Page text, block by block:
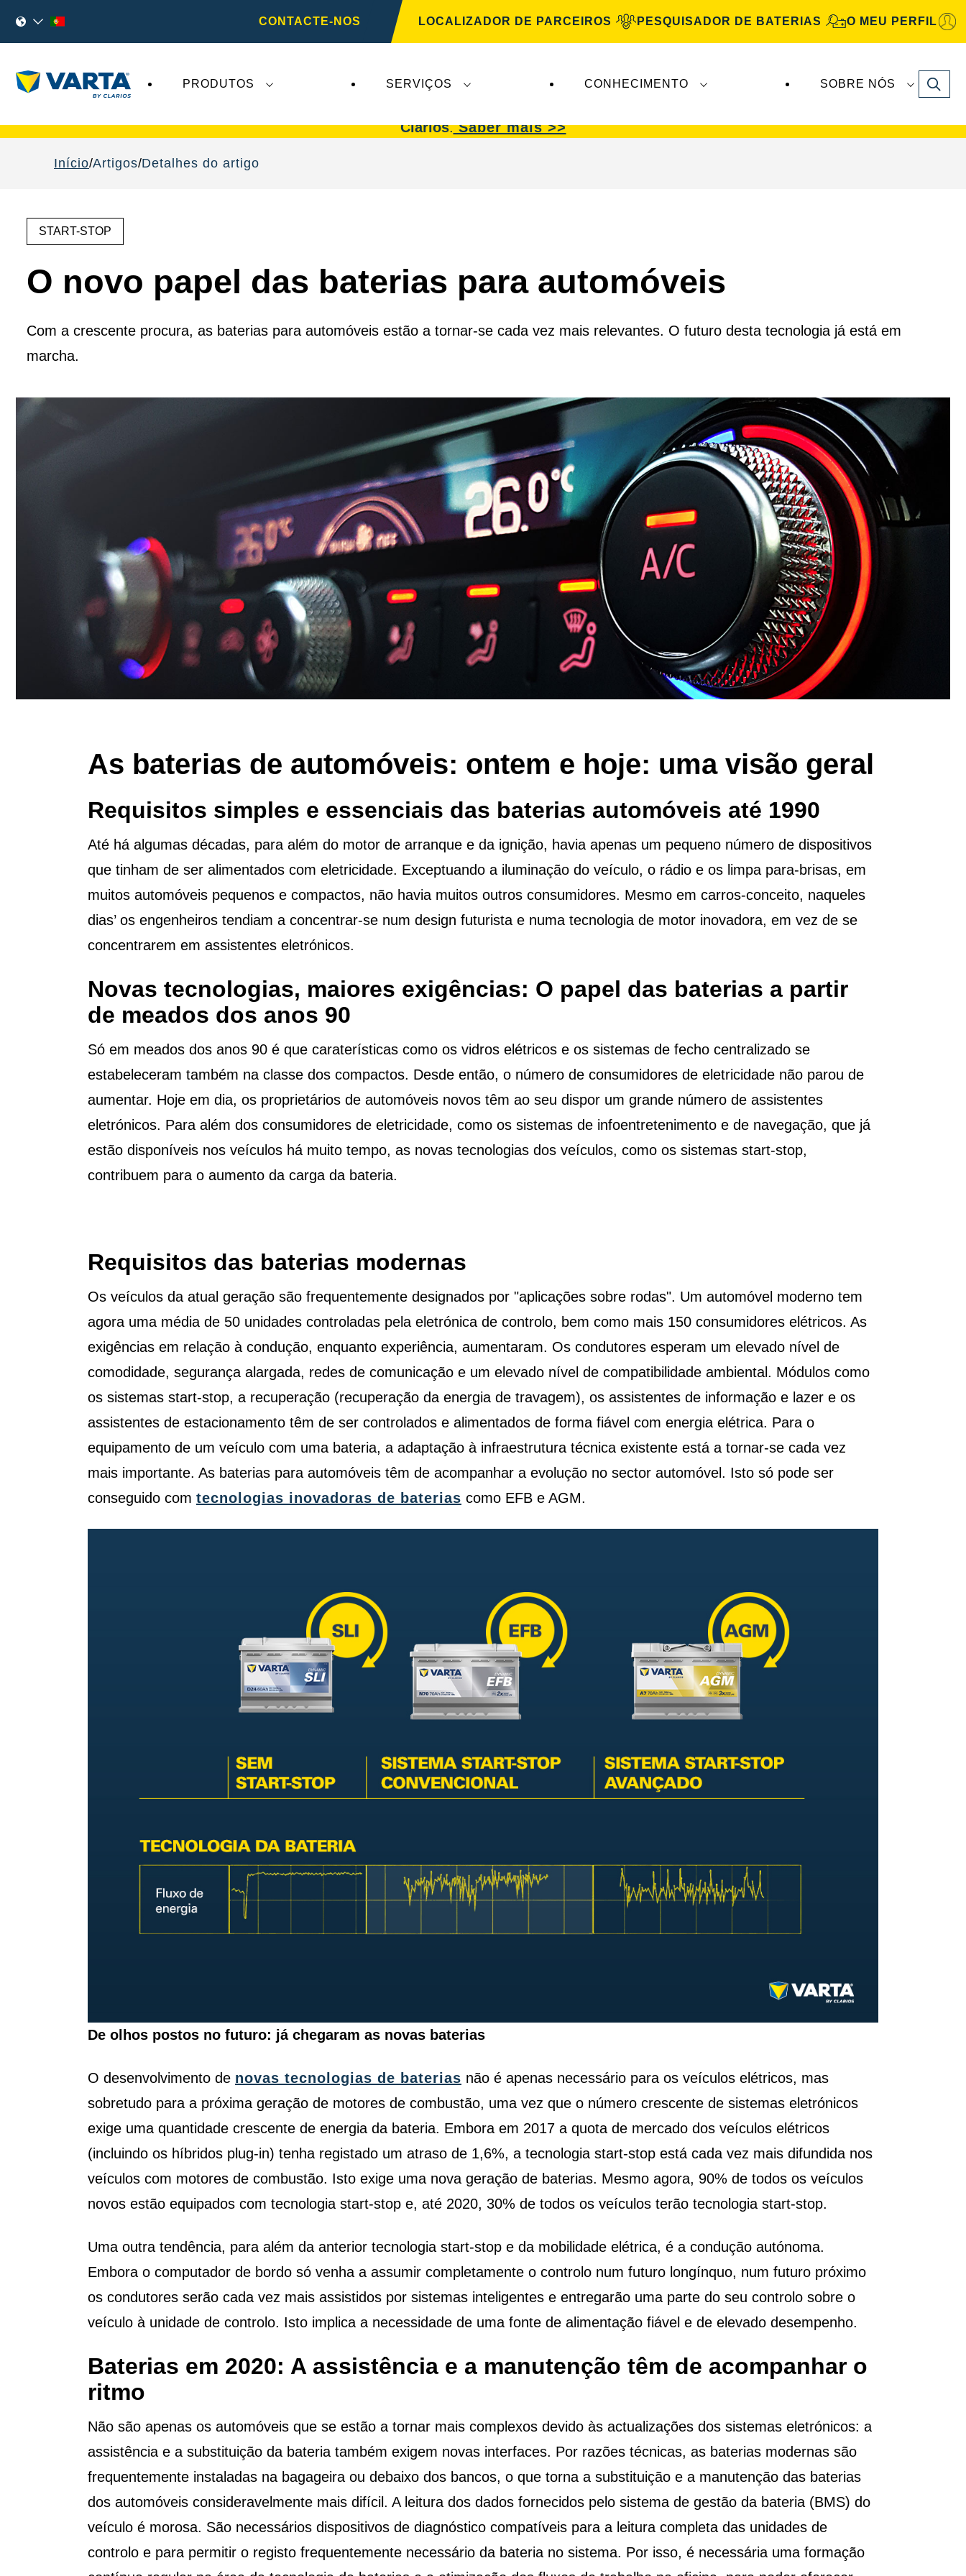
CONTACTE-NOS LOCALIZADOR DE PARCEIROS PESQUISADOR DE BATERIAS O MEU PERFIL
PRODUTOS SERVIÇOS CONHECIMENTO SOBRE NÓS Search
Clarios.Saber mais >>
Início Artigos Detalhes do artigo
START-STOP
O novo papel das baterias para automóveis
Com a crescente procura, as baterias para automóveis estão a tornar-se cada vez mais relevantes. O futuro desta tecnologia já está em
marcha.
As baterias de automóveis: ontem e hoje: uma visão geral
Requisitos simples e essenciais das baterias automóveis até 1990
Até há algumas décadas, para além do motor de arranque e da ignição, havia apenas um pequeno número de dispositivos
que tinham de ser alimentados com eletricidade. Exceptuando a iluminação do veículo, o rádio e os limpa para-brisas, em
muitos automóveis pequenos e compactos, não havia muitos outros consumidores. Mesmo em carros-conceito, naqueles
dias’ os engenheiros tendiam a concentrar-se num design futurista e numa tecnologia de motor inovadora, em vez de se
concentrarem em assistentes eletrónicos.
Novas tecnologias, maiores exigências: O papel das baterias a partir
de meados dos anos 90
Só em meados dos anos 90 é que caraterísticas como os vidros elétricos e os sistemas de fecho centralizado se
estabeleceram também na classe dos compactos. Desde então, o número de consumidores de eletricidade não parou de
aumentar. Hoje em dia, os proprietários de automóveis novos têm ao seu dispor um grande número de assistentes
eletrónicos. Para além dos consumidores de eletricidade, como os sistemas de infoentretenimento e de navegação, que já
estão disponíveis nos veículos há muito tempo, as novas tecnologias dos veículos, como os sistemas start-stop,
contribuem para o aumento da carga da bateria.
Requisitos das baterias modernas
Os veículos da atual geração são frequentemente designados por "aplicações sobre rodas". Um automóvel moderno tem
agora uma média de 50 unidades controladas pela eletrónica de controlo, bem como mais 150 consumidores elétricos. As
exigências em relação à condução, enquanto experiência, aumentaram. Os condutores esperam um elevado nível de
comodidade, segurança alargada, redes de comunicação e um elevado nível de compatibilidade ambiental. Módulos como
os sistemas start-stop, a recuperação (recuperação da energia de travagem), os assistentes de informação e lazer e os
assistentes de estacionamento têm de ser controlados e alimentados de forma fiável com energia elétrica. Para o
equipamento de um veículo com uma bateria, a adaptação à infraestrutura técnica existente está a tornar-se cada vez
mais importante. As baterias para automóveis têm de acompanhar a evolução no sector automóvel. Isto só pode ser
conseguido com tecnologias inovadoras de baterias como EFB e AGM.
De olhos postos no futuro: já chegaram as novas baterias
O desenvolvimento de novas tecnologias de baterias não é apenas necessário para os veículos elétricos, mas
sobretudo para a próxima geração de motores de combustão, uma vez que o número crescente de sistemas eletrónicos
exige uma quantidade crescente de energia da bateria. Embora em 2017 a quota de mercado dos veículos elétricos
(incluindo os híbridos plug-in) tenha registado um atraso de 1,6%, a tecnologia start-stop está cada vez mais difundida nos
veículos com motores de combustão. Isto exige uma nova geração de baterias. Mesmo agora, 90% de todos os veículos
novos estão equipados com tecnologia start-stop e, até 2020, 30% de todos os veículos terão tecnologia start-stop.
Uma outra tendência, para além da anterior tecnologia start-stop e da mobilidade elétrica, é a condução autónoma.
Embora o computador de bordo só venha a assumir completamente o controlo num futuro longínquo, num futuro próximo
os condutores serão cada vez mais assistidos por sistemas inteligentes e entregarão uma parte do seu controlo sobre o
veículo à unidade de controlo. Isto implica a necessidade de uma fonte de alimentação fiável e de elevado desempenho.
Baterias em 2020: A assistência e a manutenção têm de acompanhar o
ritmo
Não são apenas os automóveis que se estão a tornar mais complexos devido às actualizações dos sistemas eletrónicos: a
assistência e a substituição da bateria também exigem novas interfaces. Por razões técnicas, as baterias modernas são
frequentemente instaladas na bagageira ou debaixo dos bancos, o que torna a substituição e a manutenção das baterias
dos automóveis consideravelmente mais difícil. A leitura dos dados fornecidos pelo sistema de gestão da bateria (BMS) do
veículo é morosa. São necessários dispositivos de diagnóstico compatíveis para a leitura completa das unidades de
controlo e para permitir o registo frequentemente necessário da bateria no sistema. Por isso, é necessária uma formação